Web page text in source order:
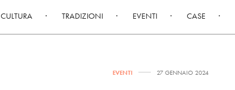
CULTURA TRADIZIONI EVENTI CASE
EVENTI 27 GENNAIO 2024